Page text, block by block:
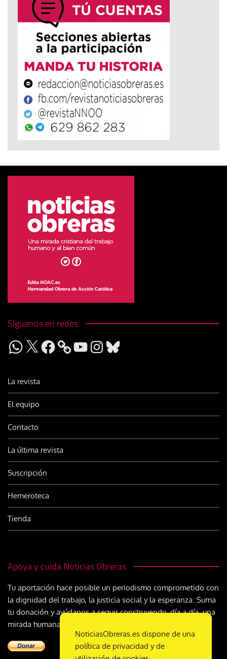
Síguenos en redes
WhatsApp
X Facebook YouTubeInstagram
Bluesky
La revista
El equipo
Contacto
La última revista
Suscripción
Hemeroteca
Tienda
Apoya y cuida Noticias Obreras
Tu aportación hace posible un periodismo comprometido con
la dignidad del trabajo, la justicia social y la esperanza. Suma
tu donación y ayúdanos a seguir construyendo, día a día, una
mirada humana y cristiana sobre el mundo del trabajo
NoticiasObreras.es dispone de una
política de privacidad y de